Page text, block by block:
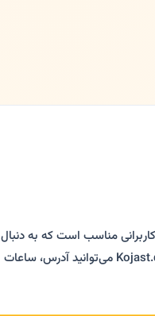
مناسب است که به دنبال
مشاوره پزشکی، معاینه، پزشک فارسی‌زبان و درمان به زبان فارسی در اسن هستند. در Kojast.de می‌توانید آدرس، ساعات